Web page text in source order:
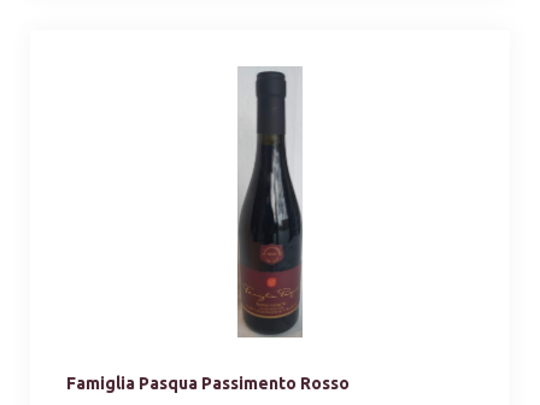
Famiglia Pasqua Passimento Rosso